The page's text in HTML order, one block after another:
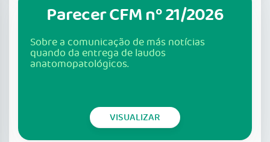
Parecer CFM nº 21/2026
Sobre a comunicação de más notícias
quando da entrega de laudos
anatomopatológicos.
VISUALIZAR